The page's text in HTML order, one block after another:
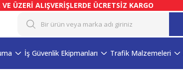
ÜZERİ ALIŞVERİŞLERDE ÜCRETSİZ KARGO
İş Güvenlik Ekipmanları Trafik Malzemeleri